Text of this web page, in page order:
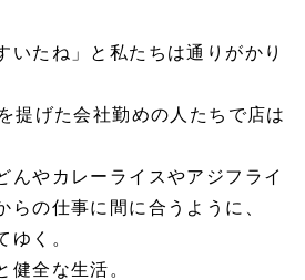
いたね」と私たちは通りがかり
提げた会社勤めの人たちで店は
んやカレーライスやアジフライ
の仕事に間に合うように、
ゆく。
健全な生活。